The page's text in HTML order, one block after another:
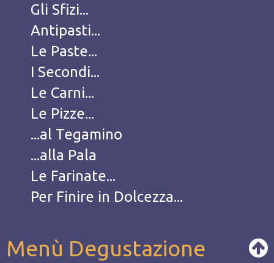
Gli Sfizi...
Antipasti...
Le Paste...
I Secondi...
Le Carni...
Le Pizze...
...al Tegamino
...alla Pala
Le Farinate...
Per Finire in Dolcezza...
Menù Degustazione